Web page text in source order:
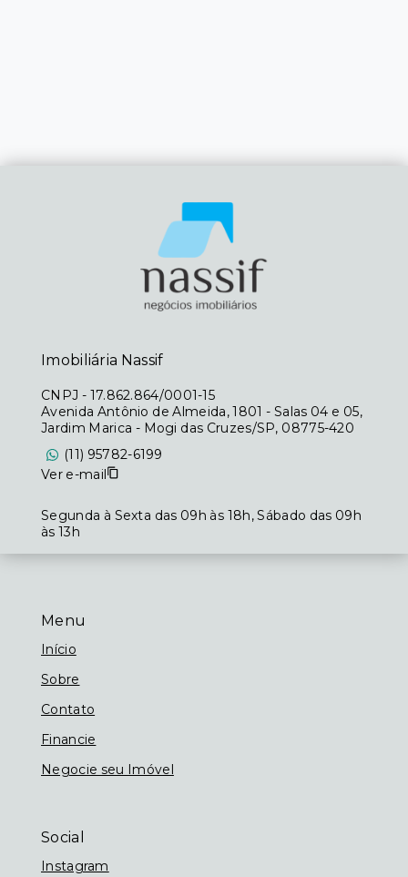
Menu
Início
Sobre
Contato
Financie
Negocie seu Imóvel
Social
Instagram
Imobiliária Nassif
CNPJ - 17.862.864/0001-15
Avenida Antônio de Almeida, 1801 - Salas 04 e 05,
Jardim Marica - Mogi das Cruzes/SP, 08775-420
(11) 95782-6199
Ver e-mail
Segunda à Sexta das 09h às 18h, Sábado das 09h
às 13h